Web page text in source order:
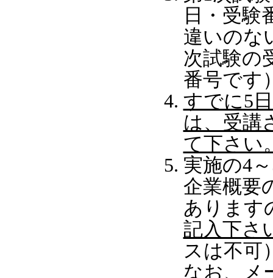
日・受験
違いのな
次試験の
番号です
すでに5
は、受講
て下さい
実施の4
企業概要
あります
記入下さ
スは不可
なお、メ